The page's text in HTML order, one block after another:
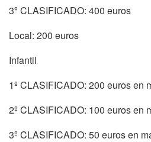
3º CLASIFICADO: 400 euros
Local: 200 euros
Infantil
1º CLASIFICADO: 200 euros en
2º CLASIFICADO: 100 euros en
3º CLASIFICADO: 50 euros en